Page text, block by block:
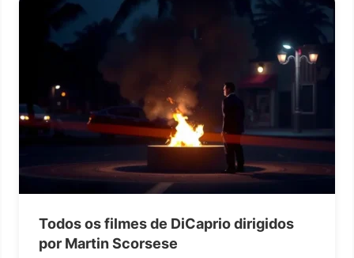
Todos os filmes de DiCaprio dirigidos
por Martin Scorsese